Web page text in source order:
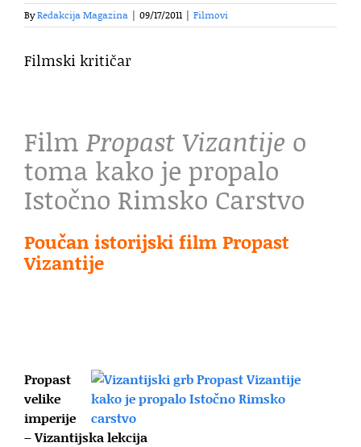
ByRedakcija Magazina 09/17/2011 Filmovi
Filmski kritičar
Film Propast Vizantije o
toma kako je propalo
Istočno Rimsko Carstvo
Poučan istorijski film Propast
Vizantije
Propast
velike
imperije
– Vizantijska lekcija